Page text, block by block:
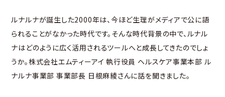
ルナルナが誕生した2000年は、今ほど生理がメディアで公に語
られることがなかった時代です。そんな時代背景の中で、ルナル
ナはどのように広く活用されるツールへと成長してきたのでしょ
うか。株式会社エムティーアイ 執行役員 ヘルスケア事業本部 ル
ナルナ事業部 事業部長 日根麻綾さんに話を聞きました。